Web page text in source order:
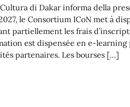
di Dakar informa della
le Consortium ICoN met à
partiellement les frais
est dispensée en e-learning
partenaires. Les bourses […]